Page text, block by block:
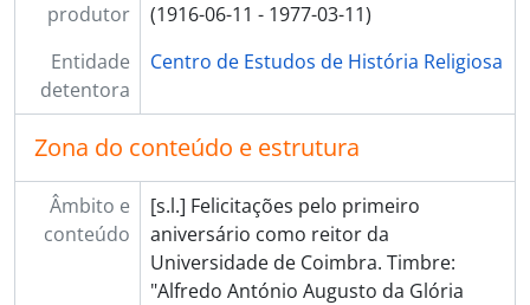
produtor
(1916-06-11 - 1977-03-11)
Entidade
detentora
Centro de Estudos de História Religiosa
Zona do conteúdo e estrutura
Âmbito e
conteúdo
[s.l.] Felicitações pelo primeiro
aniversário como reitor da
Universidade de Coimbra. Timbre:
"Alfredo António Augusto da Glória